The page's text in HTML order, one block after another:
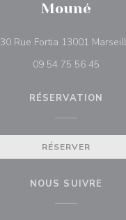
Mouné
30 Rue Fortia 13001
09 54 75 56 45
RÉSERVATION
RÉSERVER
NOUS SUIVRE